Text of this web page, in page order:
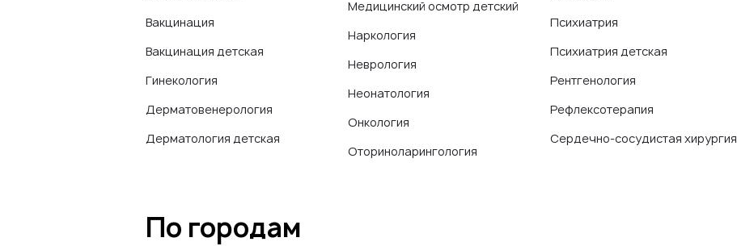
Вакцинация
Вакцинация детская
Гинекология
Дерматовенерология
Дерматология детская
Медицинский осмотр детский
Наркология
Неврология
Неонатология
Онкология
Оториноларингология
Психиатрия
Психиатрия детская
Рентгенология
Рефлексотерапия
Сердечно-сосудистая хирургия
По городам